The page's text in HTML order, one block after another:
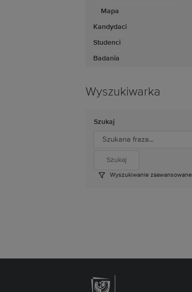
Mapa
Kandydaci
Studenci
Badania
Wyszukiwarka
Szukaj
Wyszukiwanie zaawansowane